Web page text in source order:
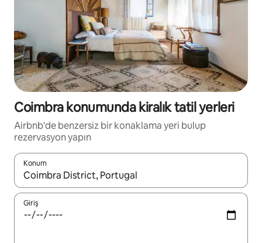
Coimbra konumunda kiralık tatil yerleri
Airbnb'de benzersiz bir konaklama yeri bulup
rezervasyon yapın
Konum
Sonuçlar kullanılabilir olduğunda yukarı ve aşağı oklarıyla
Giriş